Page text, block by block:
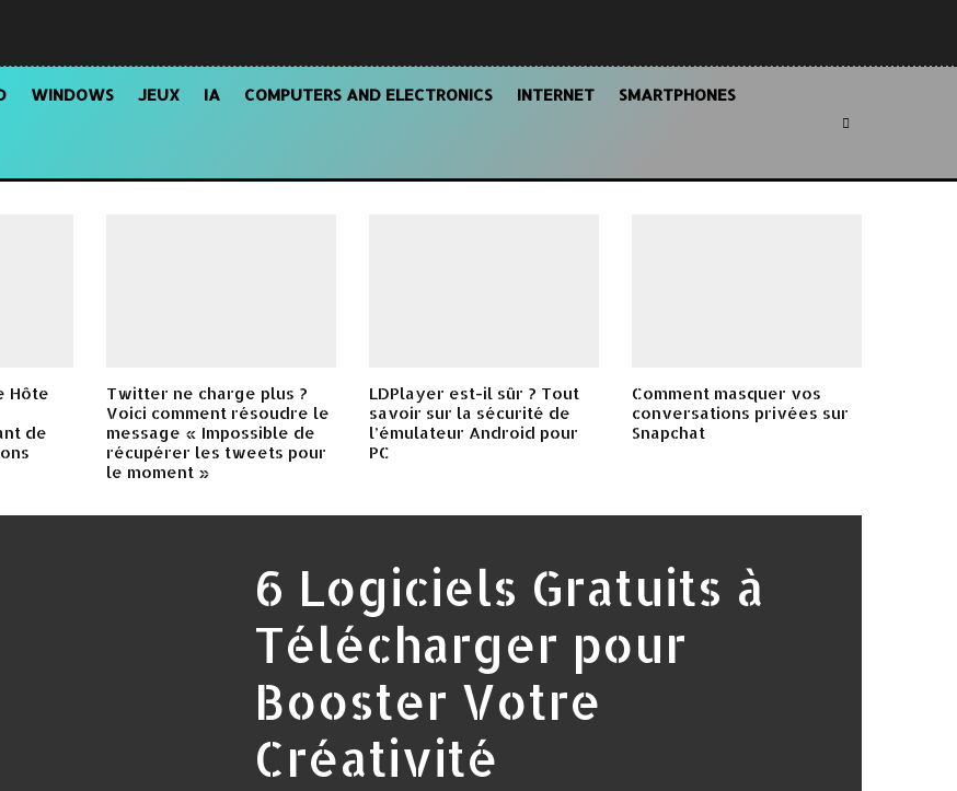
WINDOWS JEUX IA COMPUTERS AND ELECTRONICS INTERNET SMARTPHONES
Hôte
de
Twitter ne charge plus ?
Voici comment résoudre le
message « Impossible de
récupérer les tweets pour
le moment »
LDPlayer est-il sûr ? Tout
savoir sur la sécurité de
l’émulateur Android pour
PC
Comment masquer vos
conversations privées sur
Snapchat
6 Logiciels Gratuits à
Télécharger pour
Booster Votre
Créativité